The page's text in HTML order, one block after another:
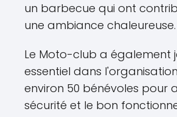
un barbecue qui ont
une ambiance chaleureuse.
Le Moto-club a également
essentiel dans
environ 50 bénévoles pour
sécurité et le bon